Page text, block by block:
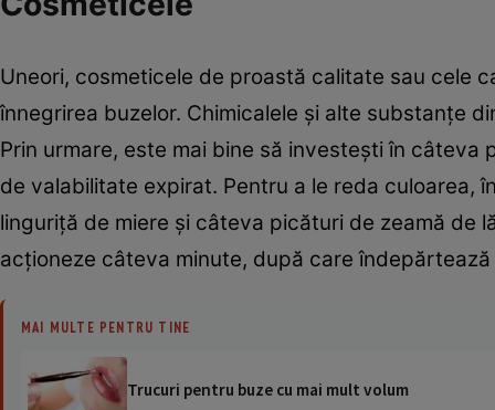
Uneori, cosmeticele de proastă calitate sau cele
înnegrirea buzelor. Chimicalele şi alte substanţe
Prin urmare, este mai bine să investeşti în
de valabilitate expirat. Pentru a le reda culoarea,
linguriţă de miere şi câteva picături de zeamă de
acţioneze câteva minute, după care
MAI MULTE PENTRU TINE
Trucuri pentru buze cu mai mult volum